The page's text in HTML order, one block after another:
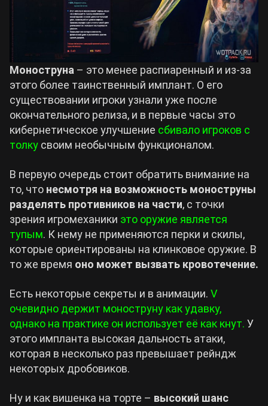
Моноструна – это менее распиаренный и из-за
этого более таинственный имплант. О его
существовании игроки узнали уже после
окончательного релиза, и в первые часы это
кибернетическое улучшение сбивало игроков с
толку своим необычным функционалом.
В первую очередь стоит обратить внимание на
то, что несмотря на возможность моноструны
разделять противников на части, с точки
зрения игромеханики это оружие является
тупым. К нему не применяются перки и скилы,
которые ориентированы на клинковое оружие. В
то же время оно может вызвать кровотечение.
Есть некоторые секреты и в анимации. V
очевидно держит моноструну как удавку,
однако на практике он использует её как кнут. У
этого импланта высокая дальность атаки,
которая в несколько раз превышает рейндж
некоторых дробовиков.
Ну и как вишенка на торте – высокий шанс